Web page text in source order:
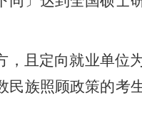
且定向就业单位
族照顾政策的考